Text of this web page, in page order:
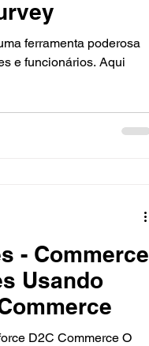
e funcionários. Aqui
- Commerce
Usando
D2C Commerce O